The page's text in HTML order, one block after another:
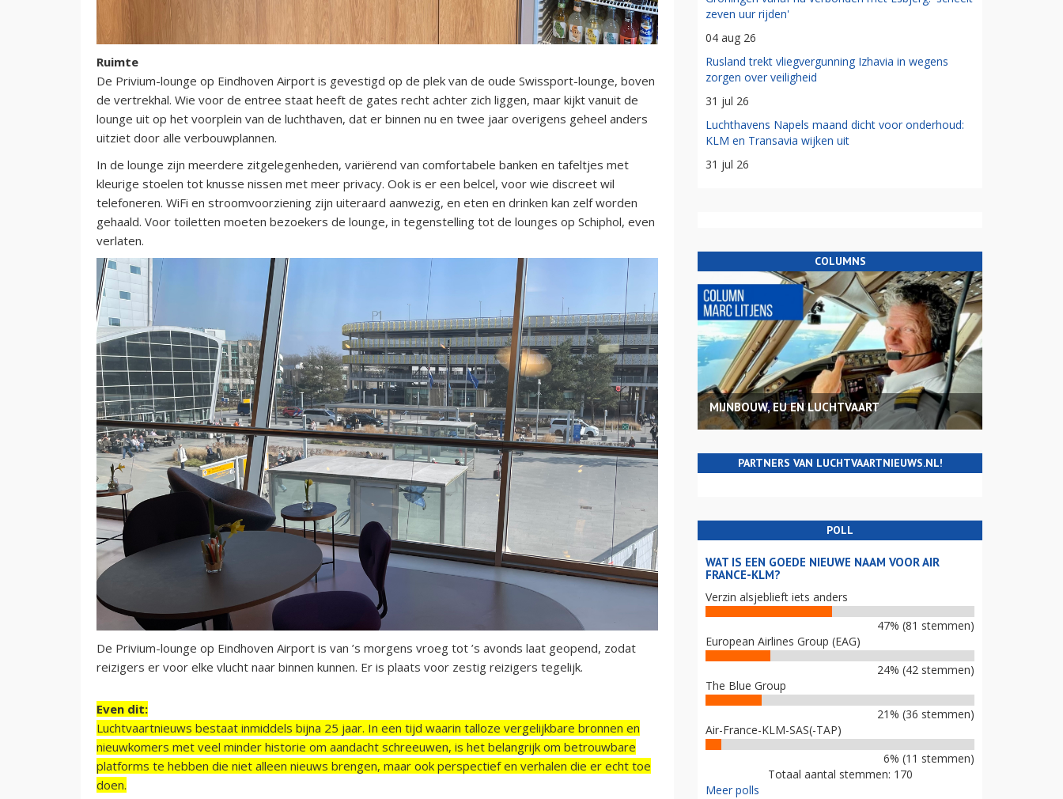
Ruimte
De Privium-lounge op Eindhoven Airport is gevestigd op de plek van de oude Swissport-lounge, boven
de vertrekhal. Wie voor de entree staat heeft de gates recht achter zich liggen, maar kijkt vanuit de
lounge uit op het voorplein van de luchthaven, dat er binnen nu en twee jaar overigens geheel anders
uitziet door alle verbouwplannen.
In de lounge zijn meerdere zitgelegenheden, variërend van comfortabele banken en tafeltjes met
kleurige stoelen tot knusse nissen met meer privacy. Ook is er een belcel, voor wie discreet wil
telefoneren. WiFi en stroomvoorziening zijn uiteraard aanwezig, en eten en drinken kan zelf worden
gehaald. Voor toiletten moeten bezoekers de lounge, in tegenstelling tot de lounges op Schiphol, even
verlaten.
De Privium-lounge op Eindhoven Airport is van ’s morgens vroeg tot ’s avonds laat geopend, zodat
reizigers er voor elke vlucht naar binnen kunnen. Er is plaats voor zestig reizigers tegelijk.
Even dit:
Luchtvaartnieuws bestaat inmiddels bijna 25 jaar. In een tijd waarin talloze vergelijkbare bronnen en
nieuwkomers met veel minder historie om aandacht schreeuwen, is het belangrijk om betrouwbare
platforms te hebben die niet alleen nieuws brengen, maar ook perspectief en verhalen die er echt toe
doen.
zeven uur rijden'
04 aug 26
Rusland trekt vliegvergunning Izhavia in wegens
zorgen over veiligheid
31 jul 26
Luchthavens Napels maand dicht voor onderhoud:
KLM en Transavia wijken uit
31 jul 26
COLUMNS
MIJNBOUW, EU EN LUCHTVAART
PARTNERS VAN LUCHTVAARTNIEUWS.NL!
POLL
WAT IS EEN GOEDE NIEUWE NAAM VOOR AIR
FRANCE-KLM?
Verzin alsjeblieft iets anders
47% (81 stemmen)
European Airlines Group (EAG)
24% (42 stemmen)
The Blue Group
21% (36 stemmen)
Air-France-KLM-SAS(-TAP)
6% (11 stemmen)
Totaal aantal stemmen: 170
Meer polls